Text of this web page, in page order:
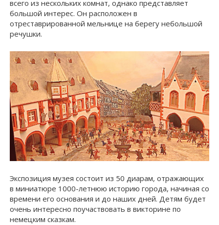
всего из нескольких комнат, однако представляет
большой интерес. Он расположен в
отреставрированной мельнице на берегу небольшой
речушки.
Экспозиция музея состоит из 50 диарам, отражающих
в миниатюре 1000-летнюю историю города, начиная со
времени его основания и до наших дней. Детям будет
очень интересно поучаствовать в викторине по
немецким сказкам.